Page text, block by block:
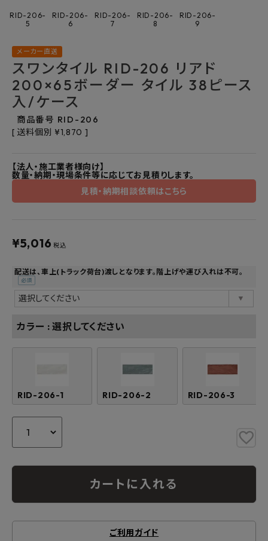
よくあるご質問
メルマガ登録
特定商取引法について
プライバシーポリシー
RID-206-
5
RID-206-
6
RID-206-
7
RID-206-
8
RID-206-
9
メーカー直送
スワンタイル RID-206 リアド
200×65ボーダー タイル 38ピース
入/ケース
商品番号 RID-206
送料個別 ¥1,870
【法人・施工業者様向け】
数量・納期・現場条件等に応じてお見積りします。
見積・納期相談依頼はこちら
¥5,016 税込
配送は、車上(トラック荷台)渡しとなります。階上げや運び入れは不可。
(必
須)
カラー 選択してください
RID-206-1 RID-206-2 RID-206-3
カートに入れる
ご利用ガイド